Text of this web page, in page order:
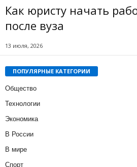
Как юристу начать
после вуза
13 июля, 2026
ПОПУЛЯРНЫЕ КАТЕГОРИИ
Общество
Технологии
Экономика
В России
В мире
Спорт